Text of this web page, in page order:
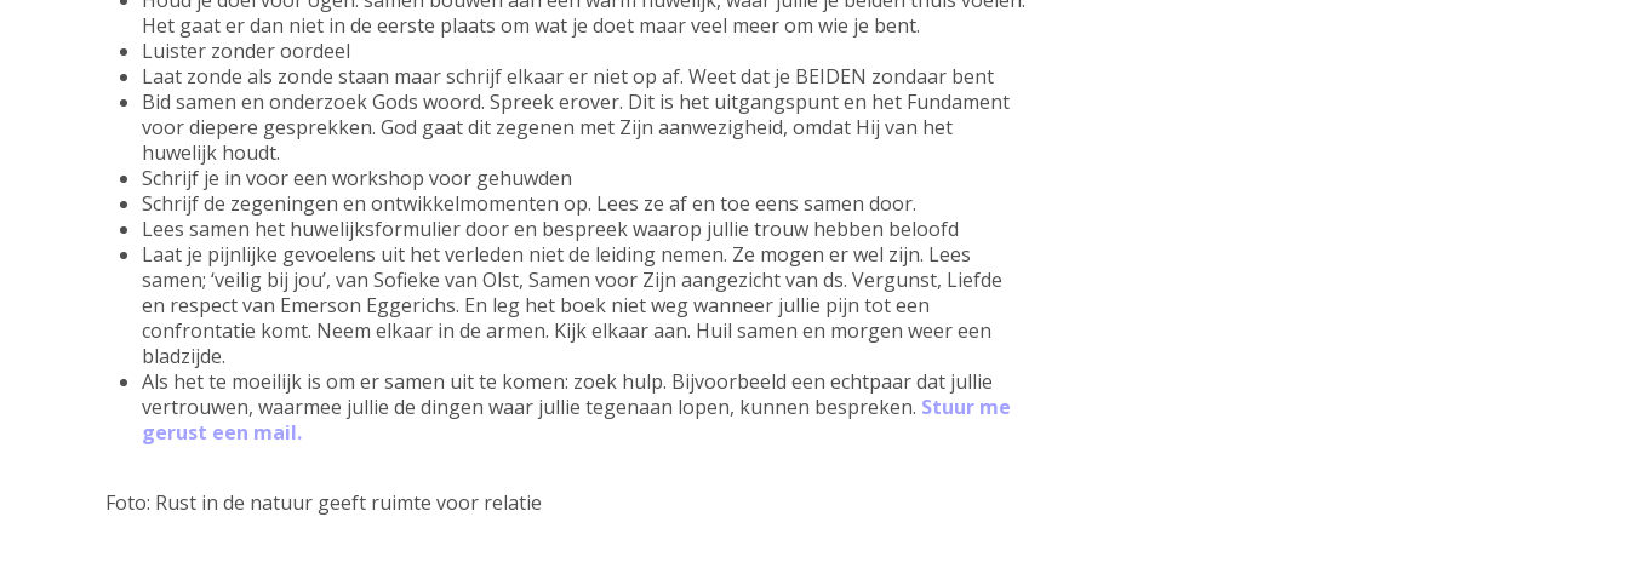
Het gaat er dan niet in de eerste plaats om wat je doet maar veel meer om wie je bent.
Luister zonder oordeel
Laat zonde als zonde staan maar schrijf elkaar er niet op af. Weet dat je BEIDEN zondaar bent
Bid samen en onderzoek Gods woord. Spreek erover. Dit is het uitgangspunt en het Fundament
voor diepere gesprekken. God gaat dit zegenen met Zijn aanwezigheid, omdat Hij van het
huwelijk houdt.
Schrijf je in voor een workshop voor gehuwden
Schrijf de zegeningen en ontwikkelmomenten op. Lees ze af en toe eens samen door.
Lees samen het huwelijksformulier door en bespreek waarop jullie trouw hebben beloofd
Laat je pijnlijke gevoelens uit het verleden niet de leiding nemen. Ze mogen er wel zijn. Lees
samen; ‘veilig bij jou’, van Sofieke van Olst, Samen voor Zijn aangezicht van ds. Vergunst, Liefde
en respect van Emerson Eggerichs. En leg het boek niet weg wanneer jullie pijn tot een
confrontatie komt. Neem elkaar in de armen. Kijk elkaar aan. Huil samen en morgen weer een
bladzijde.
Als het te moeilijk is om er samen uit te komen: zoek hulp. Bijvoorbeeld een echtpaar dat jullie
vertrouwen, waarmee jullie de dingen waar jullie tegenaan lopen, kunnen bespreken. Stuur me
gerust een mail.
Foto: Rust in de natuur geeft ruimte voor relatie